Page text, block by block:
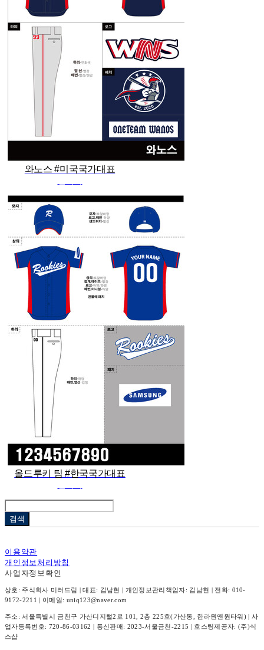
와노스 #미국국가대표
올드루키 팀 #한국국가대표
검색
이용약관
개인정보처리방침
사업자정보확인
상호: 주식회사 미러드림 | 대표: 김남현 | 개인정보관리책임자: 김남현 | 전화: 010-
9172-2211 | 이메일: uniq123@naver.com
주소: 서울특별시 금천구 가산디지털2로 101, 2층 225호(가산동, 한라원앤원타워) | 사
업자등록번호: 720-86-03162 | 통신판매: 2023-서울금천-2215 | 호스팅제공자: (주)식
스샵